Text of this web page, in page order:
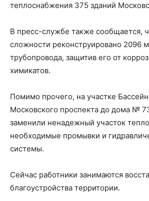
теплоснабжения 375 зданий
В пресс-службе также сообщается,
сложности реконструировано 2096
трубопровода, защитив его от
химикатов.
Помимо прочего, на участке
Московского проспекта до дома №
заменили ненадежный участок
необходимые промывки и
системы.
Сейчас работники занимаются
благоустройства территории.